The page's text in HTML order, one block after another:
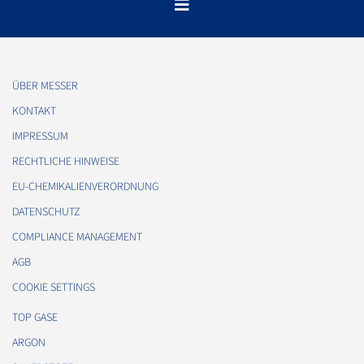
ÜBER MESSER
KONTAKT
IMPRESSUM
RECHTLICHE HINWEISE
EU-CHEMIKALIENVERORDNUNG
DATENSCHUTZ
COMPLIANCE MANAGEMENT
AGB
COOKIE SETTINGS
TOP GASE
ARGON